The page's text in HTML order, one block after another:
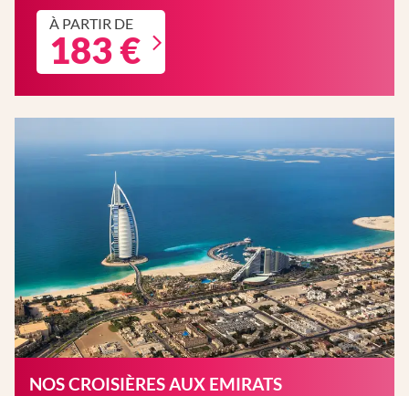
À PARTIR DE
183 €
NOS CROISIÈRES AUX EMIRATS